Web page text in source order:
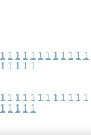
1 1 1 1 1 1 1 1 1 1 1 1
1 1 1 1 1
1 1 1 1 1 1 1 1 1 1 1 1
1 1 1 1 1